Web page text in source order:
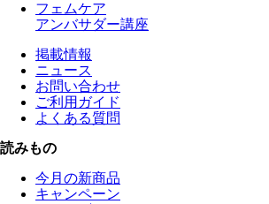
フェムケア
アンバサダー講座
掲載情報
ニュース
お問い合わせ
ご利用ガイド
よくある質問
読みもの
今月の新商品
キャンペーン